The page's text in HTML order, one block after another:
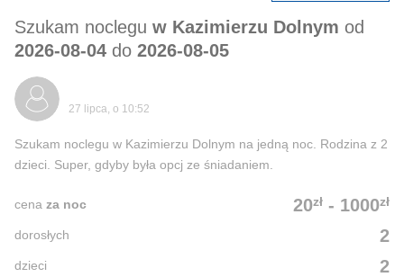
Szukam noclegu w Kazimierzu Dolnym od
2026-08-04 do 2026-08-05
27 lipca, o 10:52
Szukam noclegu w Kazimierzu Dolnym na jedną noc. Rodzina z 2
dzieci. Super, gdyby była opcj ze śniadaniem.
20zł - 1000zł
cena za noc
2
dorosłych
2
dzieci